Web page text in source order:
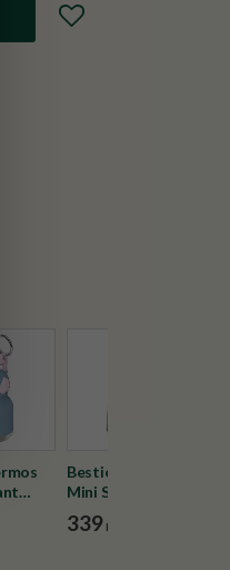
Lägg till i favoriter
Bestie Termos
Mini Svart Katt
200ml
339 KR